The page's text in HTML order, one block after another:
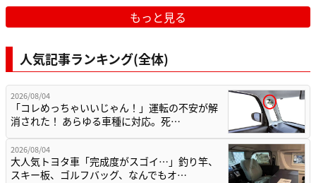
もっと見る
人気記事ランキング(全体)
2026/08/04
「コレめっちゃいいじゃん！」運転の不安が解
消された！ あらゆる車種に対応。死…
2026/08/04
大人気トヨタ車「完成度がスゴイ…」釣り竿、
スキー板、ゴルフバッグ、なんでもオ…